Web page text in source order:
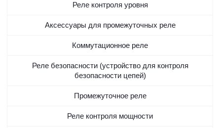
Реле контроля уровня
Аксессуары для промежуточных реле
Коммутационное реле
Реле безопасности (устройство для контроля
безопасности цепей)
Промежуточное реле
Реле контроля мощности